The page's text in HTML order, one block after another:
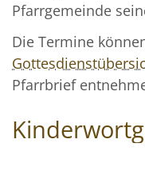
Pfarrgemeinde
Die Termine
Pfarrbrief